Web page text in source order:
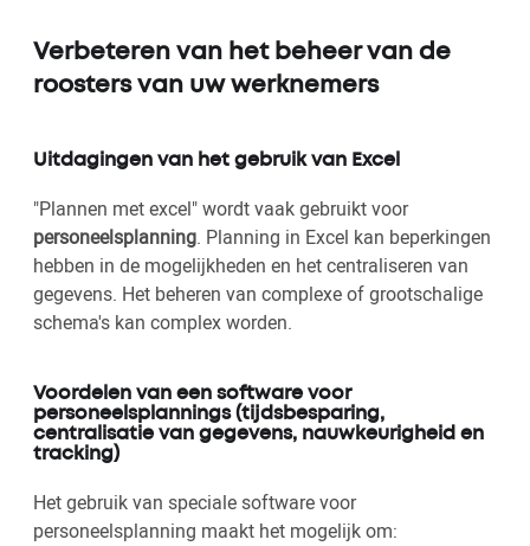
Verbeteren van het beheer van de
roosters van uw werknemers
Uitdagingen van het gebruik van Excel
"Plannen met excel" wordt vaak gebruikt voor
personeelsplanning. Planning in Excel kan beperkingen
hebben in de mogelijkheden en het centraliseren van
gegevens. Het beheren van complexe of grootschalige
schema's kan complex worden.
Voordelen van een software voor
personeelsplannings (tijdsbesparing,
centralisatie van gegevens, nauwkeurigheid en
tracking)
Het gebruik van speciale software voor
personeelsplanning maakt het mogelijk om: